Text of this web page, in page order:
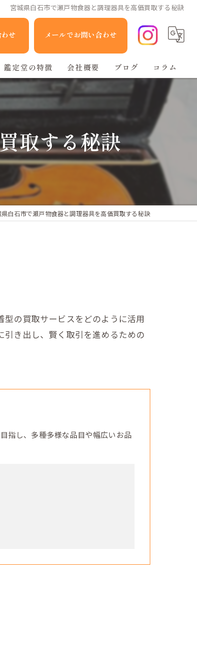
宮城県白石市で瀬戸物食器と調理器具を高価買取する秘訣
せ メールでお問い合わせ
鑑定堂の特徴
家電
ブランド品
不用品回収
会社概要 ブログ コラム
取する秘訣
県白石市で瀬戸物食器と調理器具を高価買取する秘訣
の買取サービスをどのように活用
き出し、賢く取引を進めるための
指し、多種多様な品目や幅広いお品